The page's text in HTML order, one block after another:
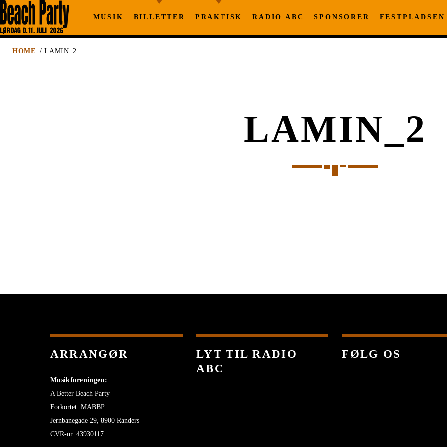
MUSIK BILLETTER PRAKTISK RADIO ABC SPONSORER FESTPLADSEN
HOME / LAMIN_2
LAMIN_2
ARRANGØR
Musikforeningen:
A Better Beach Party
Forkortet: MABBP
Jernbanegade 29, 8900 Randers
CVR-nr. 43930117
LYT TIL RADIO
ABC
FØLG OS